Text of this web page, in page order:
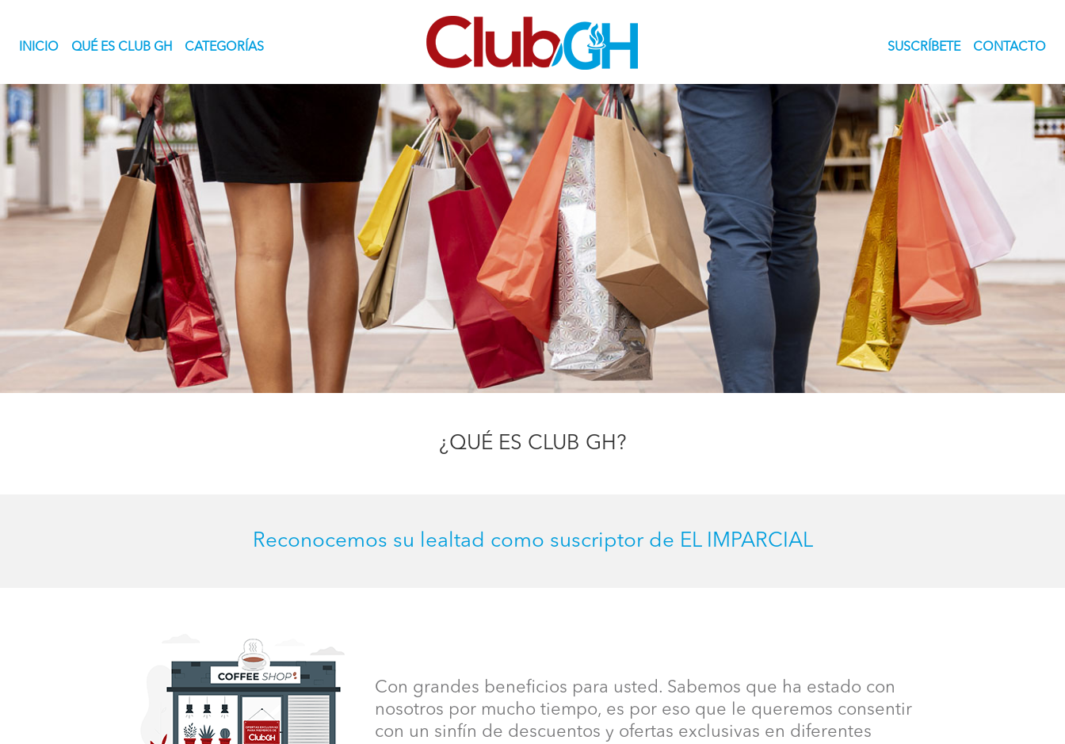
INICIO(current)
QUÉ ES CLUB GH CATEGORÍAS SUSCRÍBETE CONTACTO
¿QUÉ ES CLUB GH?
Reconocemos su lealtad como suscriptor de EL IMPARCIAL
Con grandes beneficios para usted. Sabemos que ha estado con
nosotros por mucho tiempo, es por eso que le queremos consentir
con un sinfín de descuentos y ofertas exclusivas en diferentes